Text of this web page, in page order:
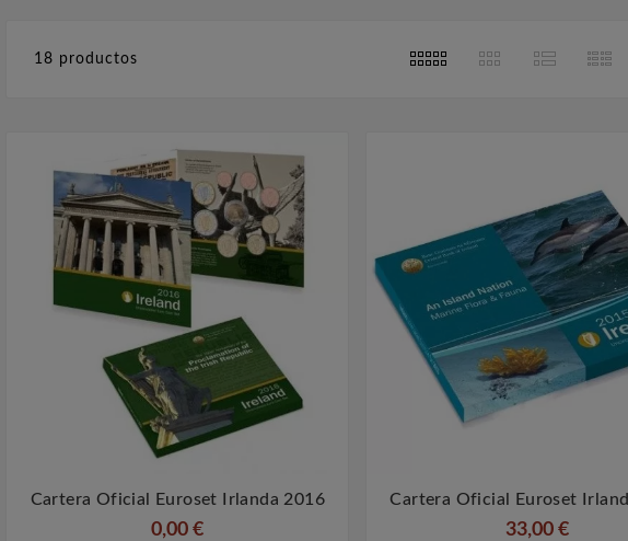
Monedas De Plata De
Inversión
La historia de las monedas de
plata se remonta a miles de
años atrás, cuando las
sociedades humanas
comenzaron a utilizar metales
preciosos como ...
La Númismatica En Barcelona
La numismática es el estudio y
la colección de monedas y
medallas, y Barcelona es una
ciudad que cuenta con una
rica historia en este campo.
Desde ...
La
colección
otros
con la
18 productos
Cartera Oficial Euroset Irlanda 2016
0,00 €
Cartera Oficial Euroset
33,00 €